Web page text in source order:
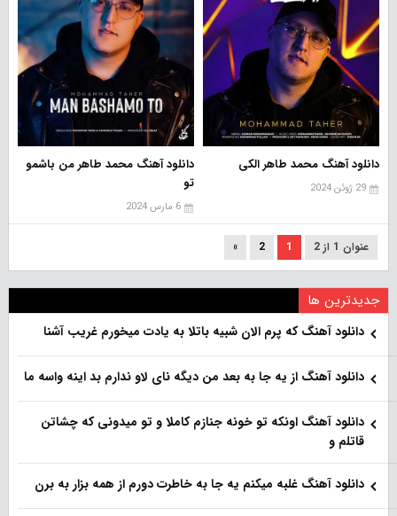
دانلود آهنگ محمد طاهر الکی
29 ژوئن 2024
دانلود آهنگ محمد طاهر من باشمو
تو
6 مارس 2024
عنوان 1 از 2 1
2
»
جدیدترین ها
دانلود آهنگ که پرم الان شبیه باتلا به یادت میخورم غریب آشنا
دانلود آهنگ از یه جا به بعد من دیگه نای لاو ندارم بد اینه واسه ما
دانلود آهنگ اونکه تو خونه جنازم کاملا و تو میدونی که چشاتن
قاتلم و
دانلود آهنگ غلبه میکنم یه جا به خاطرت دورم از همه بزار به برن